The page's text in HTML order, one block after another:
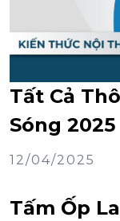
Tất Cả
Sóng 2025
12/04/2025
Tấm Ốp